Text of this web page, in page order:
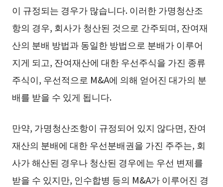
이 규정되는 경우가 많습니다. 이러한 가명청산조
항의 경우, 회사가 청산된 것으로 간주되며, 잔여재
산의 분배 방법과 동일한 방법으로 분배가 이루어
지게 되고, 잔여재산에 대한 우선주식을 가진 종류
주식이, 우선적으로 M&A에 의해 얻어진 대가의 분
배를 받을 수 있게 됩니다.
만약, 가명청산조항이 규정되어 있지 않다면, 잔여
재산의 분배에 대한 우선분배권을 가진 주주는, 회
사가 해산된 경우나 청산된 경우에는 우선 변제를
받을 수 있지만, 인수합병 등의 M&A가 이루어진 경